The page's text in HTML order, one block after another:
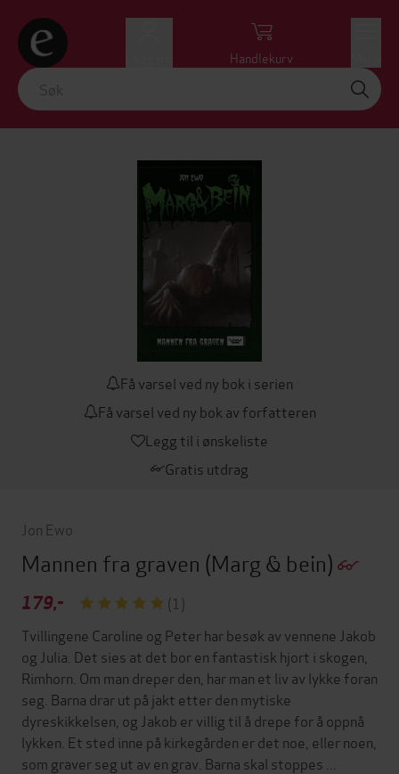
Handlekurv
Få varsel ved ny bok i serien
Få varsel ved ny bok av forfatteren
Legg til i ønskeliste
Gratis utdrag
Jon Ewo
Mannen fra graven (Marg & bein)
179,-
(1)
Tvillingene Caroline og Peter har besøk av vennene Jakob
og Julia. Det sies at det bor en fantastisk hjort i skogen,
Rimhorn. Om man dreper den, har man et liv av lykke foran
seg. Barna drar ut på jakt etter den mytiske
dyreskikkelsen, og Jakob er villig til å drepe for å oppnå
lykken. Et sted inne på kirkegården er det noe, eller noen,
som graver seg ut av en grav. Barna skal stoppes ...